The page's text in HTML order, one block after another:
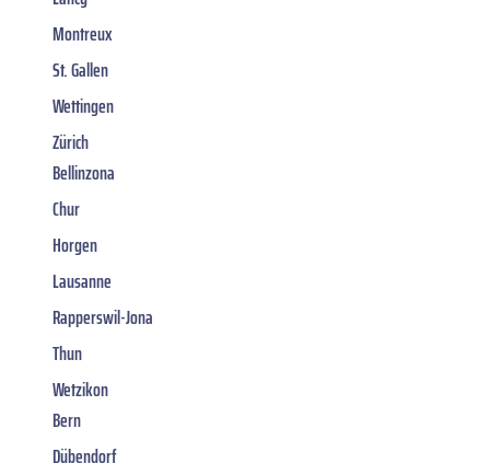
Montreux
St. Gallen
Wettingen
Zürich
Bellinzona
Chur
Horgen
Lausanne
Rapperswil-Jona
Thun
Wetzikon
Bern
Dübendorf